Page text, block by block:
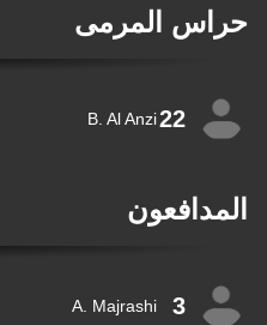
المرمى
22
B. Al Anzi
3
A. Majrashi